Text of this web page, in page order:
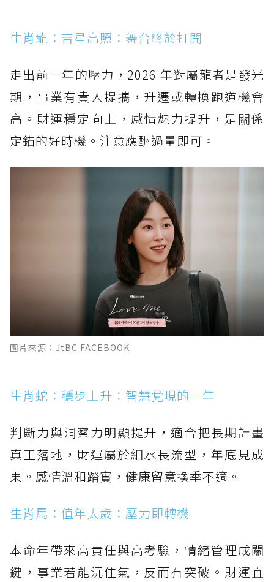
生肖龍：吉星高照：舞台終於打開
走出前一年的壓力，2026 年對屬龍者是發光
期，事業有貴人提攜，升遷或轉換跑道機會
高。財運穩定向上，感情魅力提升，是關係
定錨的好時機。注意應酬過量即可。
圖片來源：JtBC FACEBOOK
生肖蛇：穩步上升：智慧兌現的一年
判斷力與洞察力明顯提升，適合把長期計畫
真正落地，財運屬於細水長流型，年底見成
果。感情溫和踏實，健康留意換季不適。
生肖馬：值年太歲：壓力即轉機
本命年帶來高責任與高考驗，情緒管理成關
鍵，事業若能沉住氣，反而有突破。財運宜